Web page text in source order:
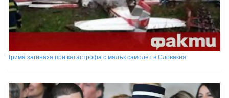
Трима загинаха при катастрофа с малък самолет в Словакия